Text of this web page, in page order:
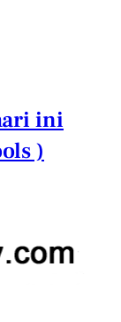
ini
)